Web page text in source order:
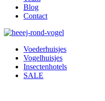
Blog
Contact
Voederhuisjes
Vogelhuisjes
Insectenhotels
SALE